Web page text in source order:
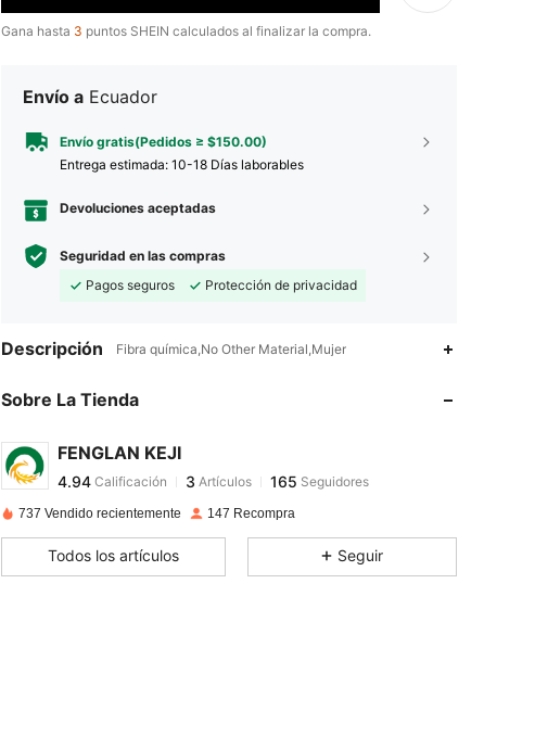
Gana hasta 3 puntos SHEIN calculados al finalizar la compra.
Envío a Ecuador
Envío gratis(Pedidos ≥ $150.00)
Entrega estimada: 10-18 Días laborables
Devoluciones aceptadas
Seguridad en las compras
Pagos seguros
Protección de privacidad
Descripción Fibra química,No Other Material,Mujer
Sobre La Tienda
FENGLAN KEJI
4.94
4.94
a***nseguido Hace 1 día
4.94
737 Vendido recientemente 147 Recompra
Todos los artículos Seguir